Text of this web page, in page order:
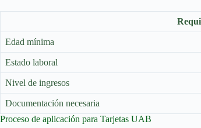
Edad mínima
Estado laboral
Nivel de ingresos
Documentación necesaria
Proceso de aplicación para Tarjetas UAB